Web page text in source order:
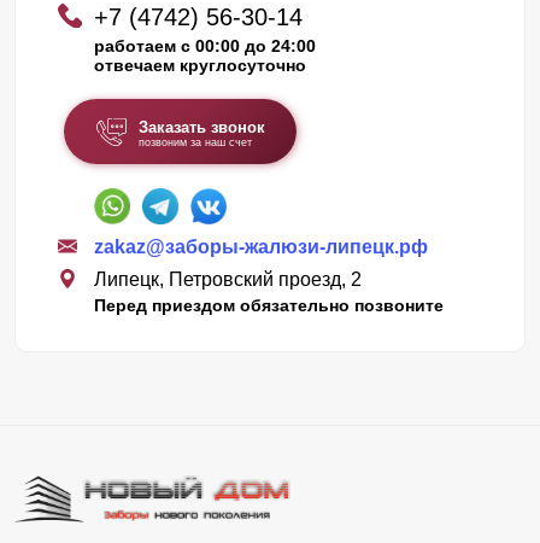
+7 (4742) 56-30-14
работаем с 00:00 до 24:00
отвечаем круглосуточно
Заказать звонок
позвоним за наш счет
zakaz@заборы-жалюзи-липецк.рф
Липецк, Петровский проезд, 2
Перед приездом обязательно позвоните